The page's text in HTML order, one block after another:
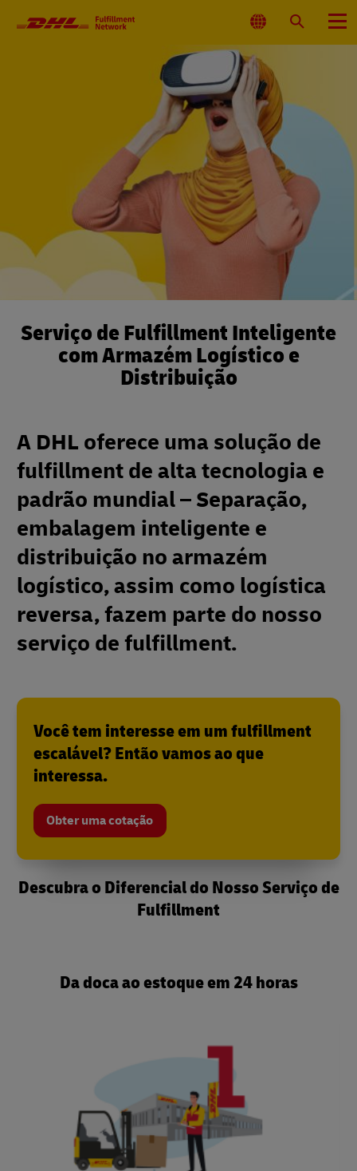
Selecionar
Pesquisar
Menu
Serviço de Fulfillment Inteligente
com Armazém Logístico e
Distribuição
A DHL oferece uma solução de
fulfillment de alta tecnologia e
padrão mundial – Separação,
embalagem inteligente e
distribuição no armazém
logístico, assim como logística
reversa, fazem parte do nosso
serviço de fulfillment.
Você tem interesse em um fulfillment
escalável? Então vamos ao que
interessa.
Obter uma cotação
Descubra o Diferencial do Nosso Serviço de
Fulfillment
Da doca ao estoque em 24 horas